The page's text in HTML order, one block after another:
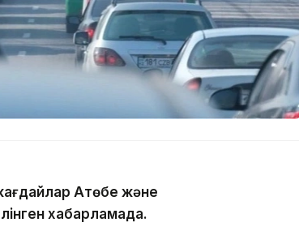
Ақтөбе және
хабарламада.